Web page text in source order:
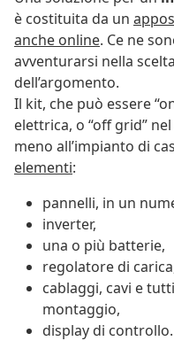
è costituita da un
anche online. Ce ne
avventurarsi nella
dell’argomento.
Il kit, che può essere
elettrica, o “off grid”
meno all’impianto di
elementi:
pannelli, in un
inverter,
una o più batterie,
regolatore di
cablaggi, cavi e
montaggio,
display di controllo.